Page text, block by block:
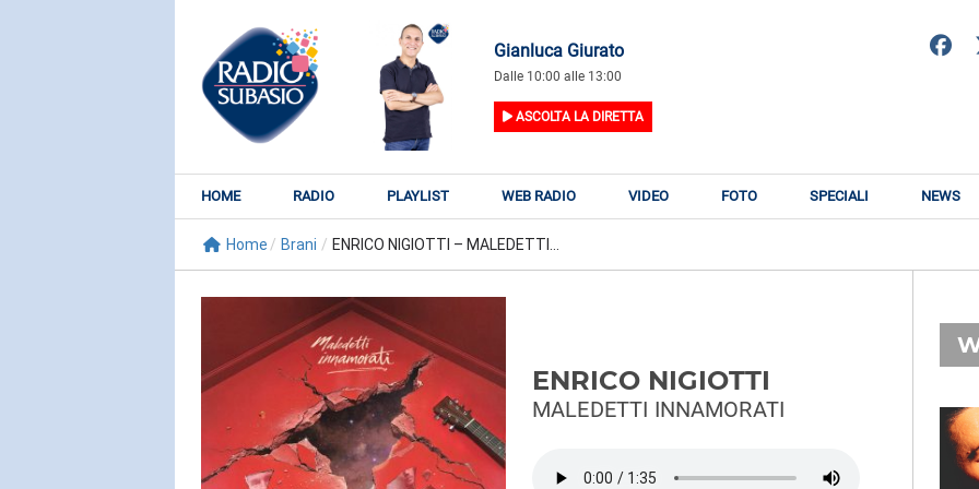
Gianluca Giurato
Dalle 10:00 alle 13:00
ASCOLTA LA DIRETTA
HOME RADIO PLAYLIST WEB RADIO VIDEO FOTO SPECIALI NEWS
Home / Brani / ENRICO NIGIOTTI – MALEDETTI...
ENRICO NIGIOTTI
MALEDETTI INNAMORATI
RADIO SUBY
KATY PERRY
Watch It Burn Ti Va Di Stare Bene